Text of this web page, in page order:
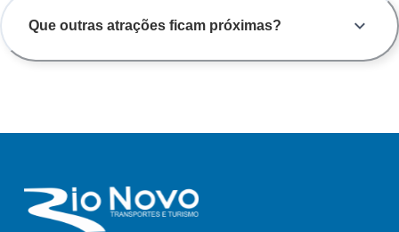
Que outras atrações ficam próximas?